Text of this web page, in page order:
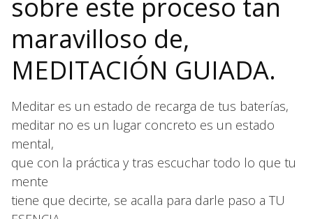
sobre este proceso tan
maravilloso de,
MEDITACIÓN GUIADA.
Meditar es un estado de recarga de tus baterías,
meditar no es un lugar concreto es un estado
mental,
que con la práctica y tras escuchar todo lo que tu
mente
tiene que decirte, se acalla para darle paso a TU